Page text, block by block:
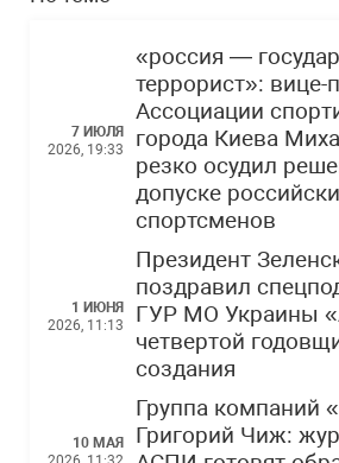
7 ИЮЛЯ
2026, 19:33
«россия —
террорист»: вице-
Ассоциации
города Киева
резко осудил
допуске
спортсменов
1 ИЮНЯ
2026, 11:13
Президент
поздравил
ГУР МО Украины
четвертой
создания
10 МАЯ
Группа компаний
Григорий Чиж: